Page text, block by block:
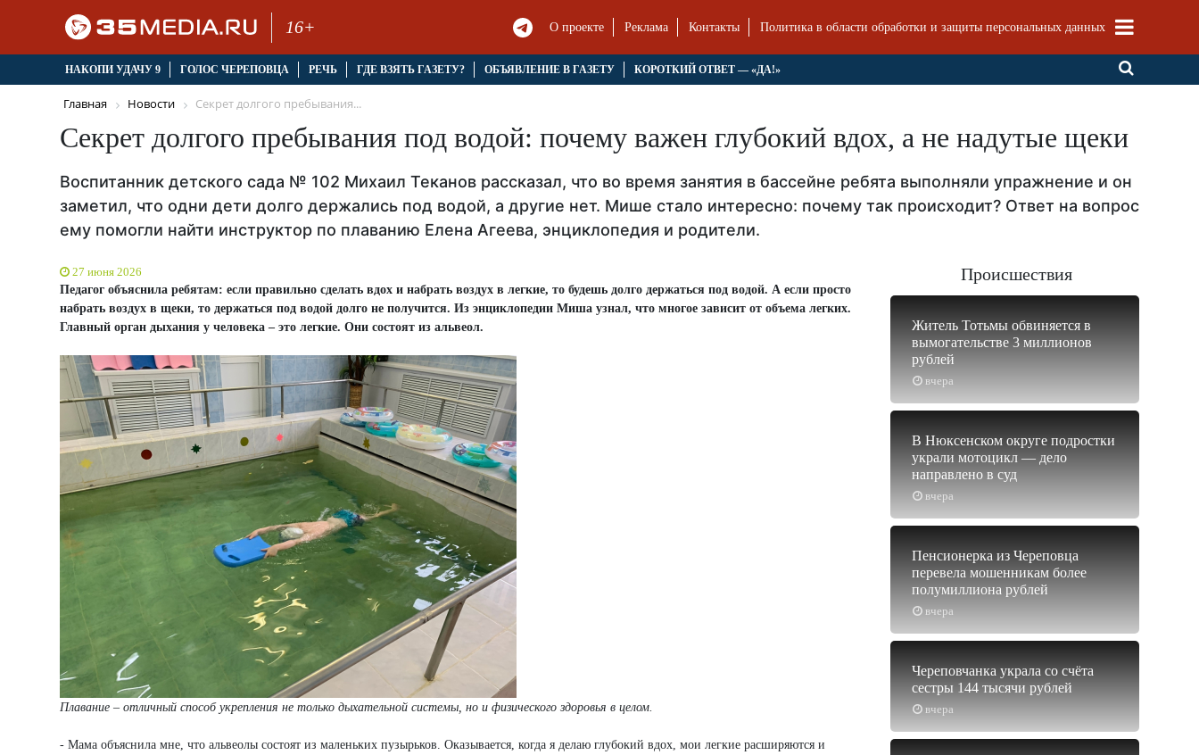
16+ О проекте Реклама Контакты Политика в области обработки и защиты персональных данных
НАКОПИ УДАЧУ 9 ГОЛОС ЧЕРЕПОВЦА РЕЧЬ ГДЕ ВЗЯТЬ ГАЗЕТУ? ОБЪЯВЛЕНИЕ В ГАЗЕТУ КОРОТКИЙ ОТВЕТ — «ДА!»
Главная Новости Секрет долгого пребывания...
Секрет долгого пребывания под водой: почему важен глубокий вдох, а не надутые щеки
Воспитанник детского сада № 102 Михаил Теканов рассказал, что во время занятия в бассейне ребята выполняли упражнение и он
заметил, что одни дети долго держались под водой, а другие нет. Мише стало интересно: почему так происходит? Ответ на вопрос
ему помогли найти инструктор по плаванию Елена Агеева, энциклопедия и родители.
27 июня 2026
Педагог объяснила ребятам: если правильно сделать вдох и набрать воздух в легкие, то будешь долго держаться под водой. А если просто
набрать воздух в щеки, то держаться под водой долго не получится. Из энциклопедии Миша узнал, что многое зависит от объема легких.
Главный орган дыхания у человека – это легкие. Они состоят из альвеол.
Плавание – отличный способ укрепления не только дыхательной системы, но и физического здоровья в целом.
- Мама объяснила мне, что альвеолы состоят из маленьких пузырьков. Оказывается, когда я делаю глубокий вдох, мои легкие расширяются и
Происшествия
вчера
Житель Тотьмы обвиняется в
вымогательстве 3 миллионов
рублей
вчера
В Нюксенском округе подростки
украли мотоцикл — дело
направлено в суд
вчера
Пенсионерка из Череповца
перевела мошенникам более
полумиллиона рублей
вчера
Череповчанка украла со счёта
сестры 144 тысячи рублей